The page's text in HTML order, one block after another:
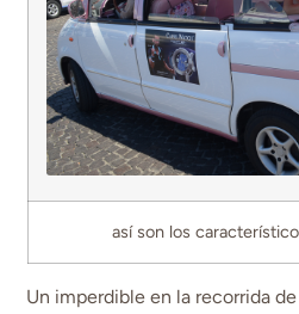
así son los
Un imperdible en la recorrida